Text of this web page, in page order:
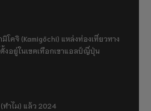
โคจิ (Kamigōchi) แหล่งท่องเที่ยวทาง
งอยู่ในเขตเทือกเขาแอลป์ญี่ปุ่น
ทำไม) แล้ว 2024